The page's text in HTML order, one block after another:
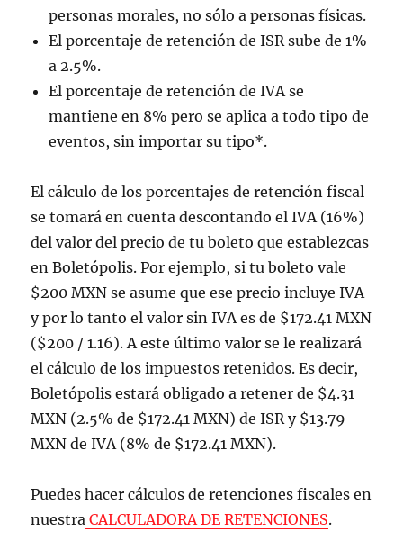
personas morales, no sólo a personas físicas.
El porcentaje de retención de ISR sube de 1%
a 2.5%.
El porcentaje de retención de IVA se
mantiene en 8% pero se aplica a todo tipo de
eventos, sin importar su tipo*.
El cálculo de los porcentajes de retención fiscal
se tomará en cuenta descontando el IVA (16%)
del valor del precio de tu boleto que establezcas
en Boletópolis. Por ejemplo, si tu boleto vale
$200 MXN se asume que ese precio incluye IVA
y por lo tanto el valor sin IVA es de $172.41 MXN
($200 / 1.16). A este último valor se le realizará
el cálculo de los impuestos retenidos. Es decir,
Boletópolis estará obligado a retener de $4.31
MXN (2.5% de $172.41 MXN) de ISR y $13.79
MXN de IVA (8% de $172.41 MXN).
Puedes hacer cálculos de retenciones fiscales en
nuestra CALCULADORA DE RETENCIONES.